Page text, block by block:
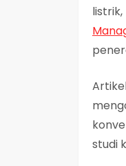
studi